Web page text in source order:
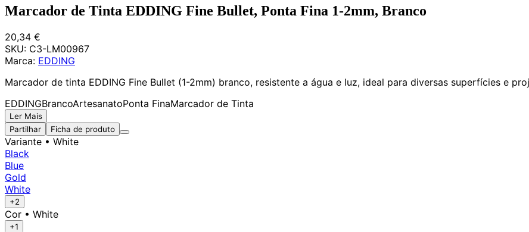
Marcador de Tinta EDDING Fine Bullet, Ponta Fina 1-2mm, Branco
20,34 €
SKU: C3-LM00967
Marca: EDDING
Marcador de tinta EDDING Fine Bullet (1-2mm) branco, resistente a água e luz, ideal para diversas superfícies e
EDDINGBrancoArtesanatoPonta FinaMarcador de Tinta
Ler Mais
Partilhar
Ficha de produto
Variante • White
Black
Blue
Gold
White
+2
Cor • White
+1